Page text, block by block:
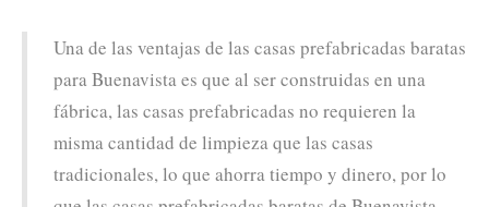
Una de las ventajas de las casas prefabricadas baratas
para Buenavista es que al ser construidas en una
fábrica, las casas prefabricadas no requieren la
misma cantidad de limpieza que las casas
tradicionales, lo que ahorra tiempo y dinero, por lo